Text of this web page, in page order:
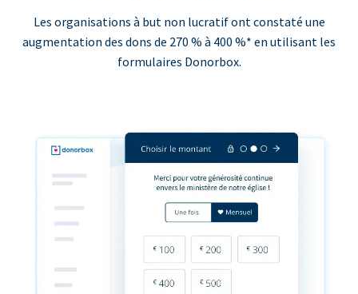
Les organisations à but non lucratif ont constaté une
augmentation des dons de 270 % à 400 %* en utilisant les
formulaires Donorbox.